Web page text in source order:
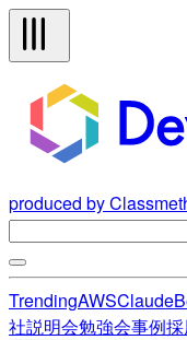
produced by
TrendingAWSClaude
社説明会勉強会事例